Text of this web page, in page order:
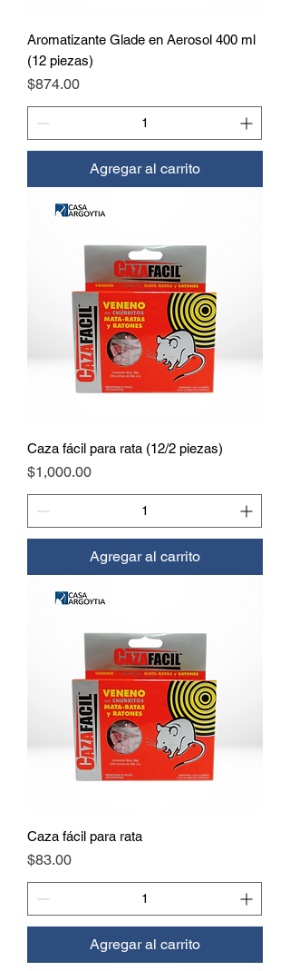
Aromatizante Glade en Aerosol 400 ml
(12 piezas)
Precio
$874.00
Agregar al carrito
Caza fácil para rata (12/2 piezas)
Precio
$1,000.00
Agregar al carrito
Caza fácil para rata
Precio
$83.00
Agregar al carrito